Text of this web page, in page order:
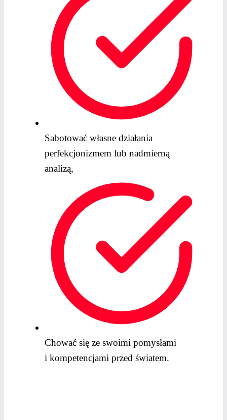
Sabotować własne działania
perfekcjonizmem lub nadmierną
analizą,
Chować się ze swoimi pomysłami
i kompetencjami przed światem.